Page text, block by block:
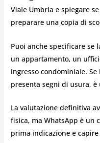
Viale Umbria e spiegare
preparare una copia di
Puoi anche specificare se
un appartamento, un
ingresso condominiale.
presenta segni di usura,
La valutazione definitiva
fisica, ma WhatsApp è un
prima indicazione e